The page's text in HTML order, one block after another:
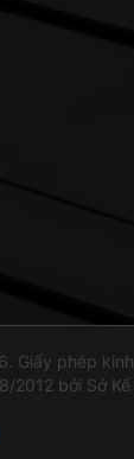
Giấy phép
2012 bởi Sở